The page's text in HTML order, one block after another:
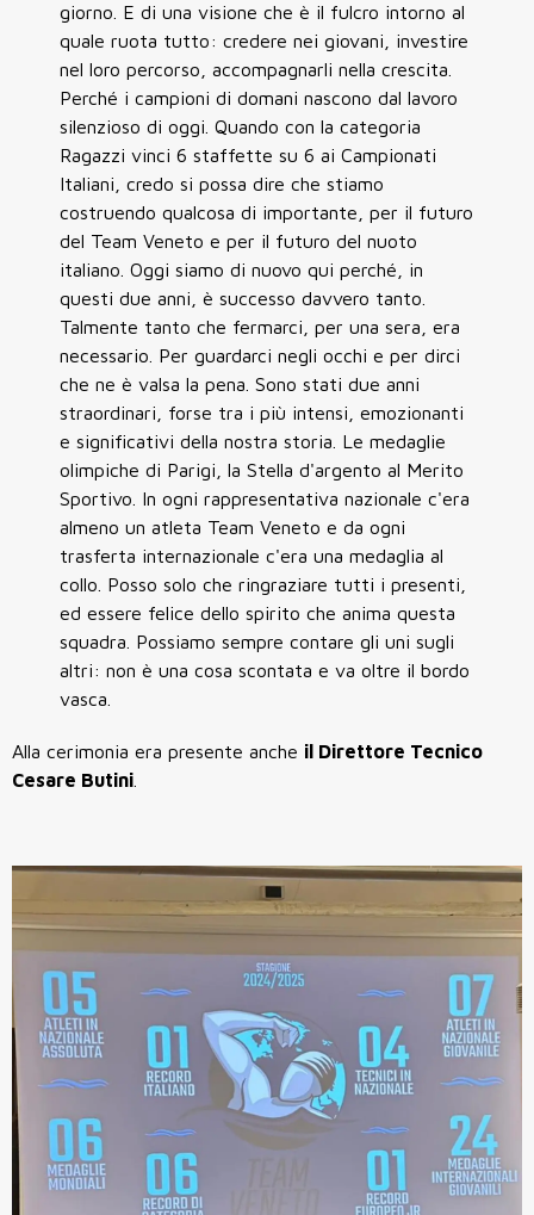
giorno. E di una visione che è il fulcro intorno al
quale ruota tutto: credere nei giovani, investire
nel loro percorso, accompagnarli nella crescita.
Perché i campioni di domani nascono dal lavoro
silenzioso di oggi. Quando con la categoria
Ragazzi vinci 6 staffette su 6 ai Campionati
Italiani, credo si possa dire che stiamo
costruendo qualcosa di importante, per il futuro
del Team Veneto e per il futuro del nuoto
italiano. Oggi siamo di nuovo qui perché, in
questi due anni, è successo davvero tanto.
Talmente tanto che fermarci, per una sera, era
necessario. Per guardarci negli occhi e per dirci
che ne è valsa la pena. Sono stati due anni
straordinari, forse tra i più intensi, emozionanti
e significativi della nostra storia. Le medaglie
olimpiche di Parigi, la Stella d'argento al Merito
Sportivo. In ogni rappresentativa nazionale c'era
almeno un atleta Team Veneto e da ogni
trasferta internazionale c'era una medaglia al
collo. Posso solo che ringraziare tutti i presenti,
ed essere felice dello spirito che anima questa
squadra. Possiamo sempre contare gli uni sugli
altri: non è una cosa scontata e va oltre il bordo
vasca.
Alla cerimonia era presente anche il Direttore Tecnico
Cesare Butini